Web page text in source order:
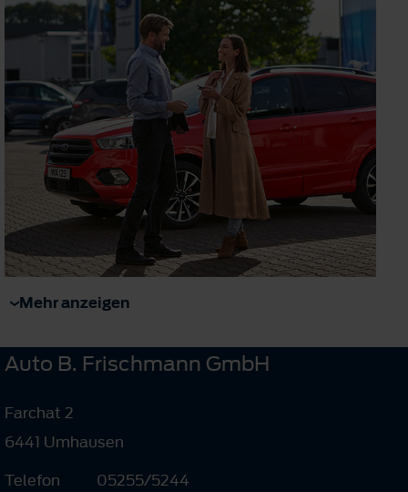
Mehr anzeigen
Auto B. Frischmann GmbH
Farchat 2
6441 Umhausen
Telefon
05255/5244